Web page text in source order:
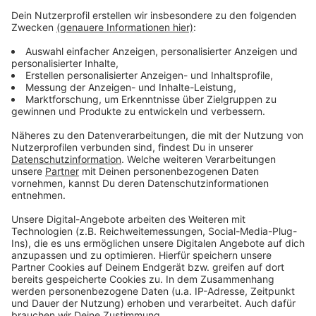
Die einen haben gefeiert, die anderen hätten gerne
etwas gefeiert und wieder andere haben sich selbst
entlassen, bevor es andere tun. Deutschland hat
gewählt - Friedrich Merz muss jetzt irgendwie eine
funktionierende Regierung auf die Beine stellen. Und
wenn wir doch eins aus den ganzen Schul- und
am besten mit einer WhatsApp-Gruppe.
Anzeige
Anzeige